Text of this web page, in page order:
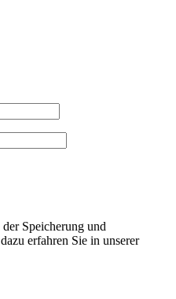
Speicherung und
erfahren Sie in unserer